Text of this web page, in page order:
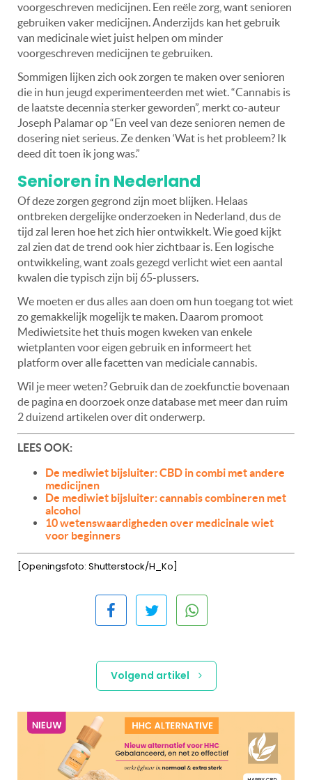
voorgeschreven medicijnen. Een reële zorg, want senioren
gebruiken vaker medicijnen. Anderzijds kan het gebruik
van medicinale wiet juist helpen om minder
voorgeschreven medicijnen te gebruiken.
Sommigen lijken zich ook zorgen te maken over senioren
die in hun jeugd experimenteerden met wiet. “Cannabis is
de laatste decennia sterker geworden”, merkt co-auteur
Joseph Palamar op “En veel van deze senioren nemen de
dosering niet serieus. Ze denken ‘Wat is het probleem? Ik
deed dit toen ik jong was.”
Senioren in Nederland
Of deze zorgen gegrond zijn moet blijken. Helaas
ontbreken dergelijke onderzoeken in Nederland, dus de
tijd zal leren hoe het zich hier ontwikkelt. Wie goed kijkt
zal zien dat de trend ook hier zichtbaar is. Een logische
ontwikkeling, want zoals gezegd verlicht wiet een aantal
kwalen die typisch zijn bij 65-plussers.
We moeten er dus alles aan doen om hun toegang tot wiet
zo gemakkelijk mogelijk te maken. Daarom promoot
Mediwietsite het thuis mogen kweken van enkele
wietplanten voor eigen gebruik en informeert het
platform over alle facetten van mediciale cannabis.
Wil je meer weten? Gebruik dan de zoekfunctie bovenaan
de pagina en doorzoek onze database met meer dan ruim
2 duizend artikelen over dit onderwerp.
LEES OOK:
De mediwiet bijsluiter: CBD in combi met andere
medicijnen
De mediwiet bijsluiter: cannabis combineren met
alcohol
10 wetenswaardigheden over medicinale wiet
voor beginners
[Openingsfoto: Shutterstock/H_Ko]
Volgend artikel